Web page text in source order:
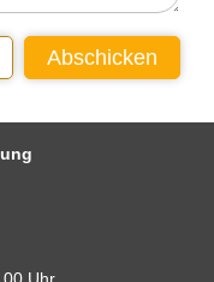
Abschicken